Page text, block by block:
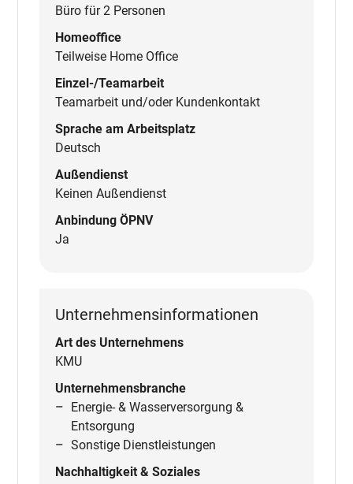
Büro für 2 Personen
Homeoffice
Teilweise Home Office
Einzel-/Teamarbeit
Teamarbeit und/oder Kundenkontakt
Sprache am Arbeitsplatz
Deutsch
Außendienst
Keinen Außendienst
Anbindung ÖPNV
Ja
Unternehmensinformationen
Art des Unternehmens
KMU
Unternehmensbranche
Energie- & Wasserversorgung &
Entsorgung
Sonstige Dienstleistungen
Nachhaltigkeit & Soziales